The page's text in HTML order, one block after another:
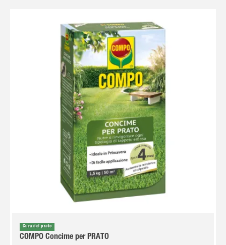
Cura del prato
COMPO Concime per PRATO